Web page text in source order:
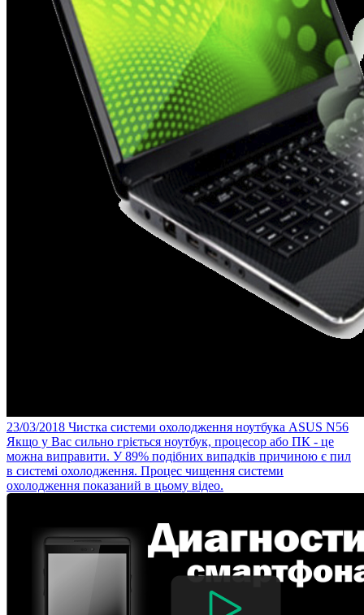
23/03/2018 Чистка системи охолодження ноутбука ASUS N56
Якщо у Вас сильно гріється ноутбук, процесор або ПК - це
можна виправити. У 89% подібних випадків причиною є пил
в системі охолодження. Процес чищення системи
охолодження показаний в цьому відео.